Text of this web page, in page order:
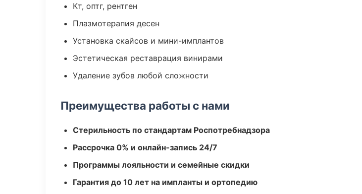
Кт, оптг, рентген
Плазмотерапия десен
Установка скайсов и мини-имплантов
Эстетическая реставрация винирами
Удаление зубов любой сложности
Преимущества работы с нами
Стерильность по стандартам Роспотребнадзора
Рассрочка 0% и онлайн-запись 24/7
Программы лояльности и семейные скидки
Гарантия до 10 лет на импланты и ортопедию